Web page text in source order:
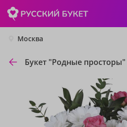
Москва
Букет "Родные просторы"